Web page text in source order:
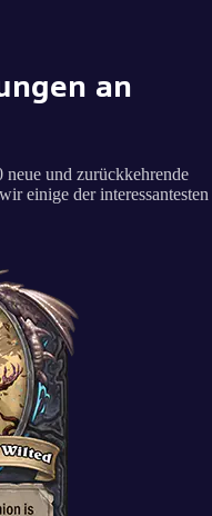
an
neue und zurückkehrende
einige der interessantesten